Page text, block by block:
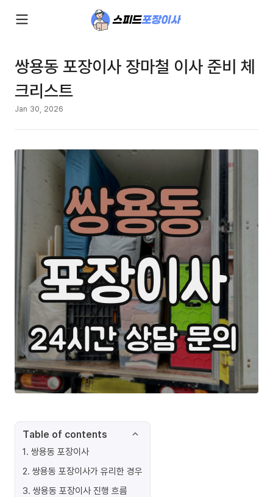
쌍용동 포장이사 장마철 이사 준비 체
크리스트
Jan 30, 2026
Table of contents
1. 쌍용동 포장이사
2. 쌍용동 포장이사가 유리한 경우
3. 쌍용동 포장이사 진행 흐름